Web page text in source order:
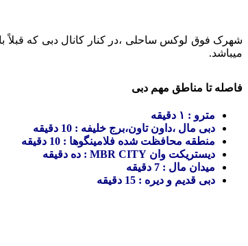
شهرک فوق لوکس ساحلی ،در کنار کانال دبی که قبلاً
میباشد.
فاصله تا مناطق مهم دبی
مترو : ۱ دقیقه
دبی مال ،داون تاون،برج خلیفه : 10 دقیقه
منطقه محافظت شده فلامینگوها : 10 دقیقه
دیستریکت وان MBR CITY : ده دقیقه
میدان مال : 7 دقیقه
دبی قدیم و دیره : 15 دقیقه